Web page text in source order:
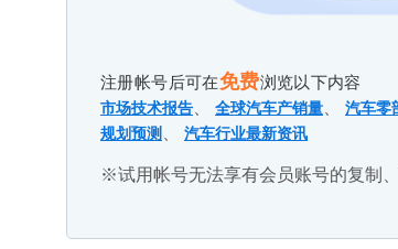
注册帐号后可在免费浏览以下内容
市场技术报告 全球汽车产销量 汽车零
规划预测
汽车行业最新资讯
※试用帐号无法享有会员账号的复制